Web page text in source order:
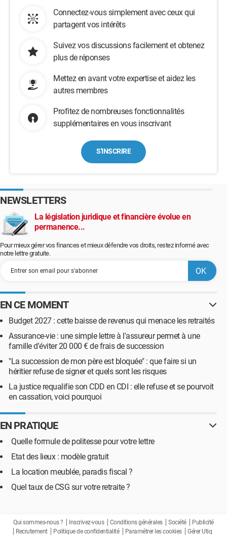
Connectez-vous simplement avec ceux qui
partagent vos intérêts
Suivez vos discussions facilement et obtenez
plus de réponses
Mettez en avant votre expertise et aidez les
autres membres
Profitez de nombreuses fonctionnalités
supplémentaires en vous inscrivant
S'INSCRIRE
NEWSLETTERS
La législation juridique et financière évolue en
permanence...
Pour mieux gérer vos finances et mieux défendre vos droits, restez informé avec
notre lettre gratuite.
EN CE MOMENT
Budget 2027 : cette baisse de revenus qui menace les retraités
Assurance-vie : une simple lettre à l'assureur permet à une
famille d'éviter 20 000 € de frais de succession
"La succession de mon père est bloquée" : que faire si un
héritier refuse de signer et quels sont les risques
La justice requalifie son CDD en CDI : elle refuse et se pourvoit
en cassation, voici pourquoi
EN PRATIQUE
Quelle formule de politesse pour votre lettre
Etat des lieux : modèle gratuit
La location meublée, paradis fiscal ?
Quel taux de CSG sur votre retraite ?
Qui sommes-nous ? Inscrivez-vous Conditions générales Société
Publicité
Recrutement
Politique de confidentialité Paramétrer les cookies Gérer Utiq